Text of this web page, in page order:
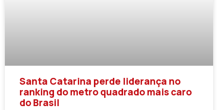
Santa Catarina perde liderança no
ranking do metro quadrado mais caro
do Brasil